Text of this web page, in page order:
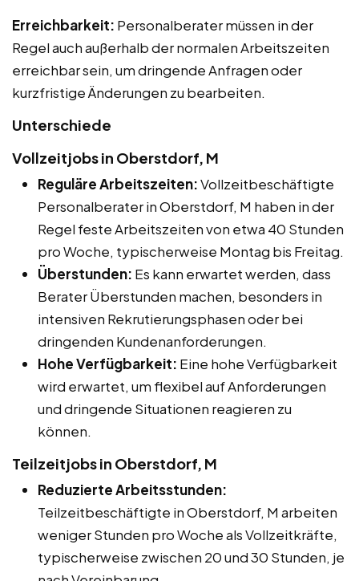
Erreichbarkeit: Personalberater müssen in der
Regel auch außerhalb der normalen Arbeitszeiten
erreichbar sein, um dringende Anfragen oder
kurzfristige Änderungen zu bearbeiten.
Unterschiede
Vollzeitjobs in Oberstdorf, M
Reguläre Arbeitszeiten:Vollzeitbeschäftigte
Personalberater in Oberstdorf, M haben in der
Regel feste Arbeitszeiten von etwa 40 Stunden
pro Woche, typischerweise Montag bis Freitag.
Überstunden: Es kann erwartet werden, dass
Berater Überstunden machen, besonders in
intensiven Rekrutierungsphasen oder bei
dringenden Kundenanforderungen.
Hohe Verfügbarkeit: Eine hohe Verfügbarkeit
wird erwartet, um flexibel auf Anforderungen
und dringende Situationen reagieren zu
können.
Teilzeitjobs in Oberstdorf, M
Reduzierte Arbeitsstunden:
Teilzeitbeschäftigte in Oberstdorf, M arbeiten
weniger Stunden pro Woche als Vollzeitkräfte,
typischerweise zwischen 20 und 30 Stunden, je